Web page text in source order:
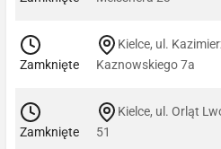
Zamknięte
Kielce, ul.
Kaznowskiego 7a
Zamknięte
Kielce, ul. Orląt
51